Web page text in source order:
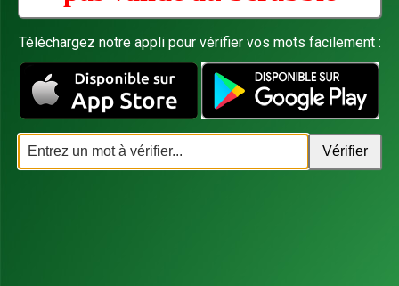
Téléchargez notre appli pour vérifier vos mots facilement :